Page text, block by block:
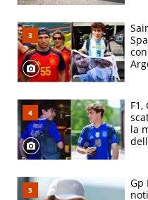
F1,
la
le
Gp